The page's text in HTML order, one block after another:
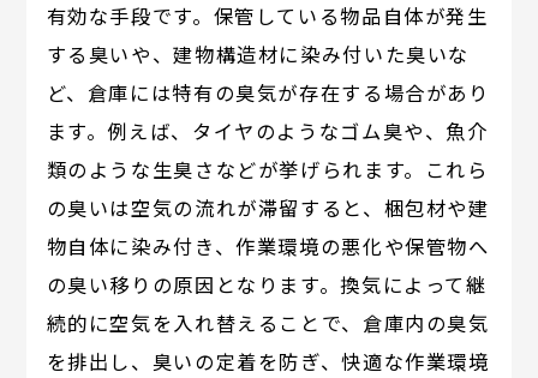
有効な手段です。保管している物品自体が発生
する臭いや、建物構造材に染み付いた臭いな
ど、倉庫には特有の臭気が存在する場合があり
ます。例えば、タイヤのようなゴム臭や、魚介
類のような生臭さなどが挙げられます。これら
の臭いは空気の流れが滞留すると、梱包材や建
物自体に染み付き、作業環境の悪化や保管物へ
の臭い移りの原因となります。換気によって継
続的に空気を入れ替えることで、倉庫内の臭気
を排出し、臭いの定着を防ぎ、快適な作業環境